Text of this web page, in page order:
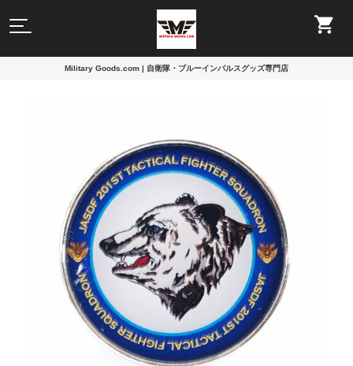
Military Goods.com | 自衛隊・ブルーインパルスグッズ専門店